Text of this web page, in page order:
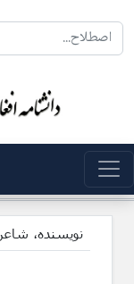
نویسنده،